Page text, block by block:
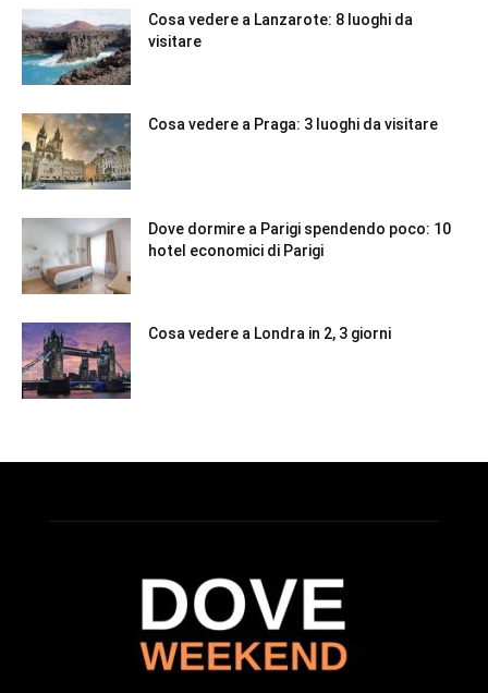
Cosa vedere a Lanzarote: 8 luoghi da
visitare
Cosa vedere a Praga: 3 luoghi da visitare
Dove dormire a Parigi spendendo poco: 10
hotel economici di Parigi
Cosa vedere a Londra in 2, 3 giorni